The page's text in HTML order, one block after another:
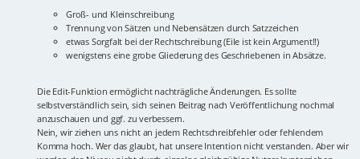
Groß- und Kleinschreibung
Trennung von Sätzen und Nebensätzen durch Satzzeichen
etwas Sorgfalt bei der Rechtschreibung (Eile ist kein Argument!!)
wenigstens eine grobe Gliederung des Geschriebenen in Absätze.
Die Edit-Funktion ermöglicht nachträgliche Änderungen. Es sollte
selbstverständlich sein, sich seinen Beitrag nach Veröffentlichung nochmal
anzuschauen und ggf. zu verbessern.
Nein, wir ziehen uns nicht an jedem Rechtschreibfehler oder fehlendem
Komma hoch. Wer das glaubt, hat unsere Intention nicht verstanden. Aber wir